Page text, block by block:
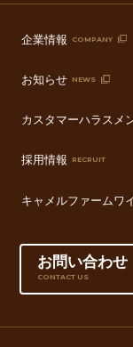
企業情報 COMPANY
お知らせ NEWS
カスタマーハラスメ
採用情報 RECRUIT
キャメルファームワ
お問い合わせ
CONTACT US